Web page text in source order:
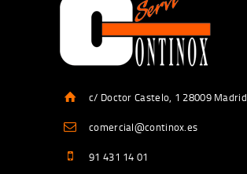
c/ Doctor Castelo, 1 28009 Madrid
comercial@continox.es
91 431 14 01